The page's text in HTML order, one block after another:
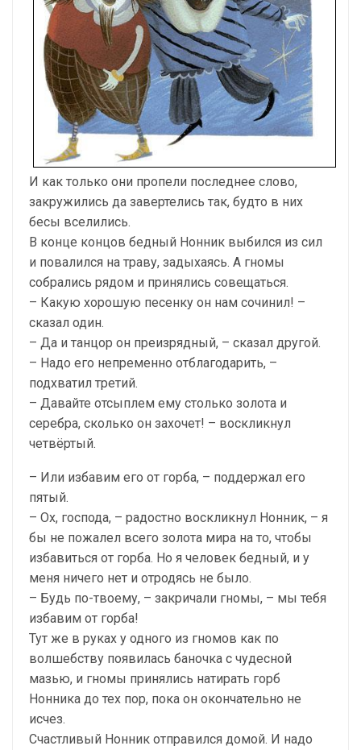
И как только они пропели последнее слово,
закружились да завертелись так, будто в них
бесы вселились.
В конце концов бедный Нонник выбился из сил
и повалился на траву, задыхаясь. А гномы
собрались рядом и принялись совещаться.
– Какую хорошую песенку он нам сочинил! –
сказал один.
– Да и танцор он преизрядный, – сказал другой.
– Надо его непременно отблагодарить, –
подхватил третий.
– Давайте отсыплем ему столько золота и
серебра, сколько он захочет! – воскликнул
четвёртый.
– Или избавим его от горба, – поддержал его
пятый.
– Ох, господа, – радостно воскликнул Нонник, – я
бы не пожалел всего золота мира на то, чтобы
избавиться от горба. Но я человек бедный, и у
меня ничего нет и отродясь не было.
– Будь по-твоему, – закричали гномы, – мы тебя
избавим от горба!
Тут же в руках у одного из гномов как по
волшебству появилась баночка с чудесной
мазью, и гномы принялись натирать горб
Нонника до тех пор, пока он окончательно не
исчез.
Счастливый Нонник отправился домой. И надо